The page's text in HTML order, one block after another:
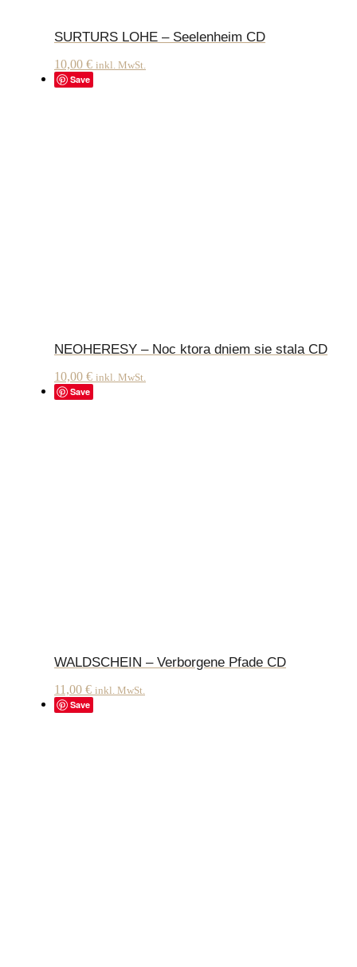
SURTURS LOHE – Seelenheim CD
10,00 € inkl. MwSt.
Save
NEOHERESY – Noc ktora dniem sie stala CD
10,00 € inkl. MwSt.
Save
WALDSCHEIN – Verborgene Pfade CD
11,00 € inkl. MwSt.
Save